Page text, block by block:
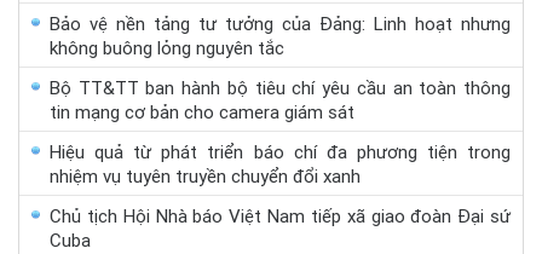
Bảo vệ nền tảng tư tưởng của Đảng: Linh hoạt nhưng
không buông lỏng nguyên tắc
Bộ TT&TT ban hành bộ tiêu chí yêu cầu an toàn thông
tin mạng cơ bản cho camera giám sát
Hiệu quả từ phát triển báo chí đa phương tiện trong
nhiệm vụ tuyên truyền chuyển đổi xanh
Chủ tịch Hội Nhà báo Việt Nam tiếp xã giao đoàn Đại sứ
Cuba